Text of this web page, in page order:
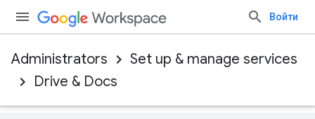
Войти
Administrators
Set up & manage services
Drive & Docs